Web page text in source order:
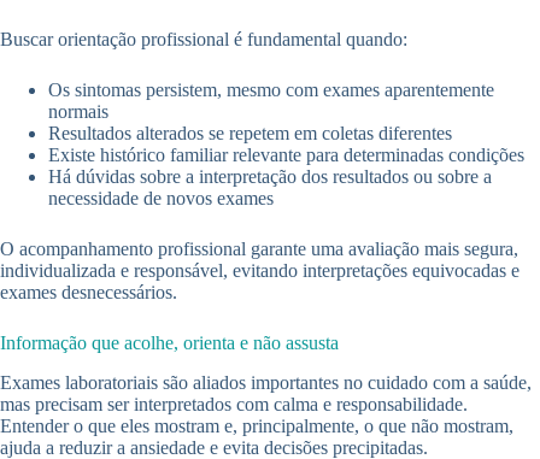
Buscar orientação profissional é fundamental quando:
Os sintomas persistem, mesmo com exames aparentemente
normais
Resultados alterados se repetem em coletas diferentes
Existe histórico familiar relevante para determinadas condições
Há dúvidas sobre a interpretação dos resultados ou sobre a
necessidade de novos exames
O acompanhamento profissional garante uma avaliação mais segura,
individualizada e responsável, evitando interpretações equivocadas e
exames desnecessários.
Informação que acolhe, orienta e não assusta
Exames laboratoriais são aliados importantes no cuidado com a saúde,
mas precisam ser interpretados com calma e responsabilidade.
Entender o que eles mostram e, principalmente, o que não mostram,
ajuda a reduzir a ansiedade e evita decisões precipitadas.